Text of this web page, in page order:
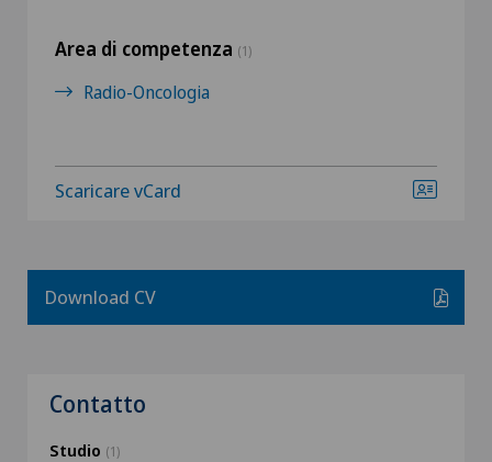
Area di competenza (1)
Radio-Oncologia
Scaricare vCard
Download CV
Contatto
Studio (1)